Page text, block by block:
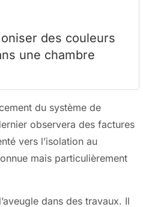
des couleurs
une chambre
du système de
observera des factures
vers l’isolation au
mais particulièrement
dans des travaux. Il